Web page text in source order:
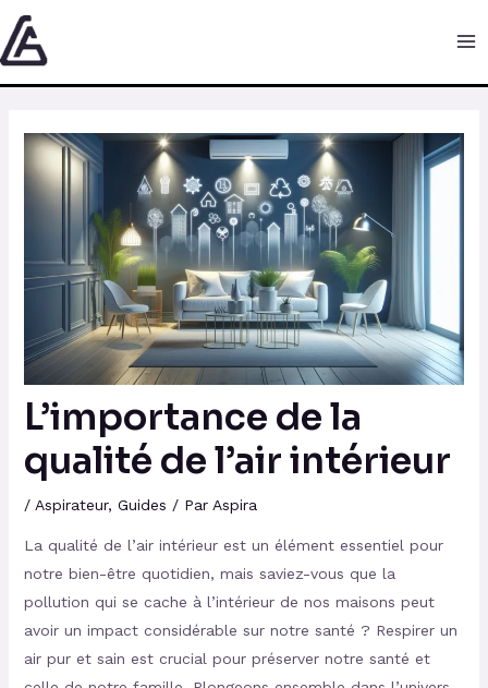
Aller
au
contenu
L’importance de la
qualité de l’air intérieur
/ Aspirateur, Guides / Par Aspira
La qualité de l’air intérieur est un élément essentiel pour
notre bien-être quotidien, mais saviez-vous que la
pollution qui se cache à l’intérieur de nos maisons peut
avoir un impact considérable sur notre santé ? Respirer un
air pur et sain est crucial pour préserver notre santé et